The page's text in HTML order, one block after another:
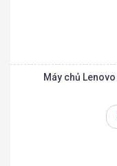
Máy chủ